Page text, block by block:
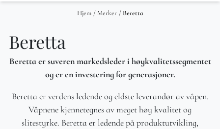
Hjem / Merker / Beretta
Beretta
Beretta er suveren markedsleder i høykvalitetssegmentet
og er en investering for generasjoner.
Beretta er verdens ledende og eldste leverandør av våpen.
Våpnene kjennetegnes av meget høy kvalitet og
slitestyrke. Beretta er ledende på produktutvikling,